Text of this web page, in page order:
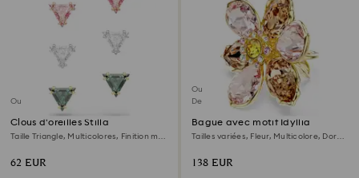
Outlet
Clous d'oreilles Stilla
Taille Triangle, Multicolores, Finition mix
62 EUR
Outlet
Dernière chance
Bague avec motif Idyllia
Tailles variées, Fleur, Multicolore, Doré à
138 EUR